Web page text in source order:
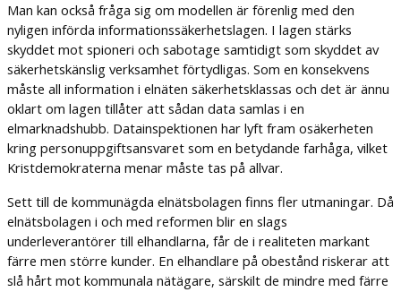
Man kan också fråga sig om modellen är förenlig med den
nyligen införda informationssäkerhetslagen. I lagen stärks
skyddet mot spioneri och sabotage samtidigt som skyddet av
säkerhetskänslig verksamhet förtydligas. Som en konsekvens
måste all information i elnäten säkerhetsklassas och det är ännu
oklart om lagen tillåter att sådan data samlas i en
elmarknadshubb. Datainspektionen har lyft fram osäkerheten
kring personuppgiftsansvaret som en betydande farhåga, vilket
Kristdemokraterna menar måste tas på allvar.
Sett till de kommunägda elnätsbolagen finns fler utmaningar. Då
elnätsbolagen i och med reformen blir en slags
underleverantörer till elhandlarna, får de i realiteten markant
färre men större kunder. En elhandlare på obestånd riskerar att
slå hårt mot kommunala nätägare, särskilt de mindre med färre